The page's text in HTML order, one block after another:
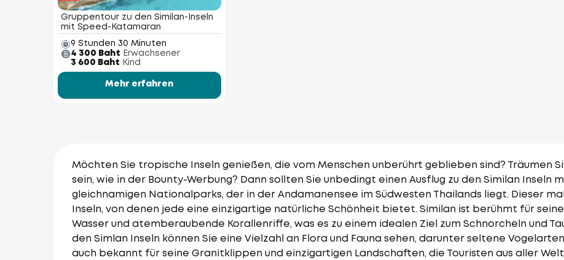
Gruppentour zu den Similan-Inseln
mit Speed-Katamaran
9 Stunden 30 Minuten
4 300 Baht
Erwachsener
3 600 Baht
Kind
Mehr erfahren
Möchten Sie tropische Inseln genießen, die vom Menschen unberührt geblieben sind? Träumen
sein, wie in der Bounty-Werbung? Dann sollten Sie unbedingt einen Ausflug zu den Similan Inseln
gleichnamigen Nationalparks, der in der Andamanensee im Südwesten Thailands liegt. Dieser
Inseln, von denen jede eine einzigartige natürliche Schönheit bietet. Similan ist berühmt für
Wasser und atemberaubende Korallenriffe, was es zu einem idealen Ziel zum Schnorcheln und
den Simlan Inseln können Sie eine Vielzahl an Flora und Fauna sehen, darunter seltene
auch bekannt für seine Granitklippen und einzigartigen Landschaften, die Touristen aus aller